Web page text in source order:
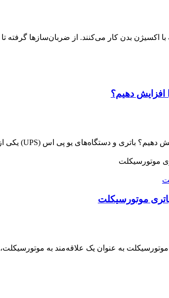
با اکسیژن بدن کار می‌کنند. از ضربان‌سازها
موتورسیکلت
به عنوان یک علاقه‌مند به